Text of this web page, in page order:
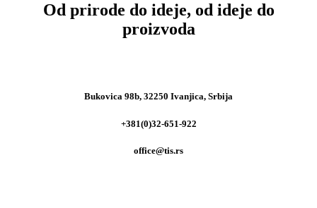
Od prirode do ideje, od ideje do
proizvoda
Bukovica 98b, 32250 Ivanjica, Srbija
+381(0)32-651-922
office@tis.rs